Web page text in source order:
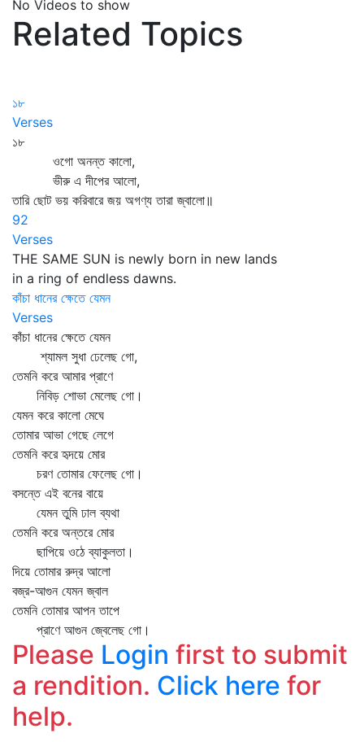
No Videos to show
Related Topics
১৮
Verses
১৮
ওগো অনন্ত কালো,
ভীরু এ দীপের আলো,
তারি ছোট ভয় করিবারে জয় অগণ্য তারা জ্বালো॥
92
Verses
THE SAME SUN is newly born in new lands
in a ring of endless dawns.
কাঁচা ধানের ক্ষেতে যেমন
Verses
কাঁচা ধানের ক্ষেতে যেমন
শ্যামল সুধা ঢেলেছ গো,
তেমনি করে আমার প্রাণে
নিবিড় শোভা মেলেছ গো।
যেমন করে কালো মেঘে
তোমার আভা গেছে লেগে
তেমনি করে হৃদয়ে মোর
চরণ তোমার ফেলেছ গো।
বসন্তে এই বনের বায়ে
যেমন তুমি ঢাল ব্যথা
তেমনি করে অন্তরে মোর
ছাপিয়ে ওঠে ব্যাকুলতা।
দিয়ে তোমার রুদ্র আলো
বজ্র-আগুন যেমন জ্বাল
তেমনি তোমার আপন তাপে
প্রাণে আগুন জ্বেলেছ গো।
Please Login first to submit
a rendition. Click here for
help.